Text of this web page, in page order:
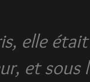
elle
et